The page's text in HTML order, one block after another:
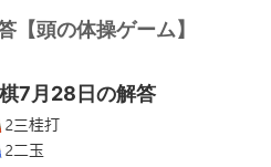
【頭の体操ゲーム】
7月28日の解答